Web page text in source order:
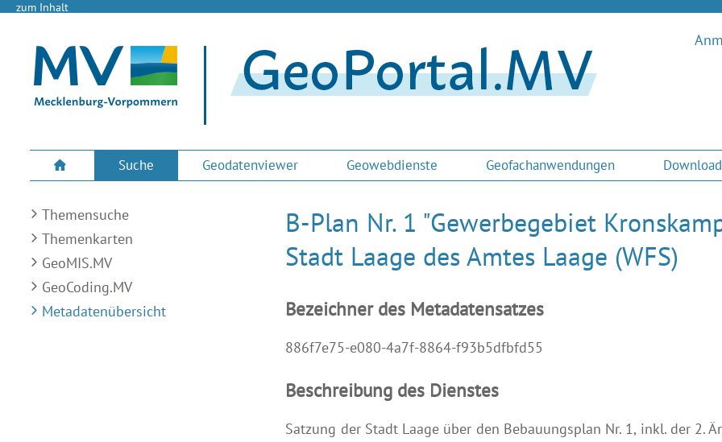
zum Inhalt
Suche Geodatenviewer Geowebdienste Geofachanwendungen
Themensuche
Themenkarten
GeoMIS.MV
GeoCoding.MV
Metadatenübersicht
B-Plan Nr. 1 "Gewerbegebiet
Stadt Laage des Amtes Laage (WFS)
Bezeichner des Metadatensatzes
886f7e75-e080-4a7f-8864-f93b5dfbfd55
Beschreibung des Dienstes
Satzung der Stadt Laage über den Bebauungsplan Nr. 1, inkl. der 2.